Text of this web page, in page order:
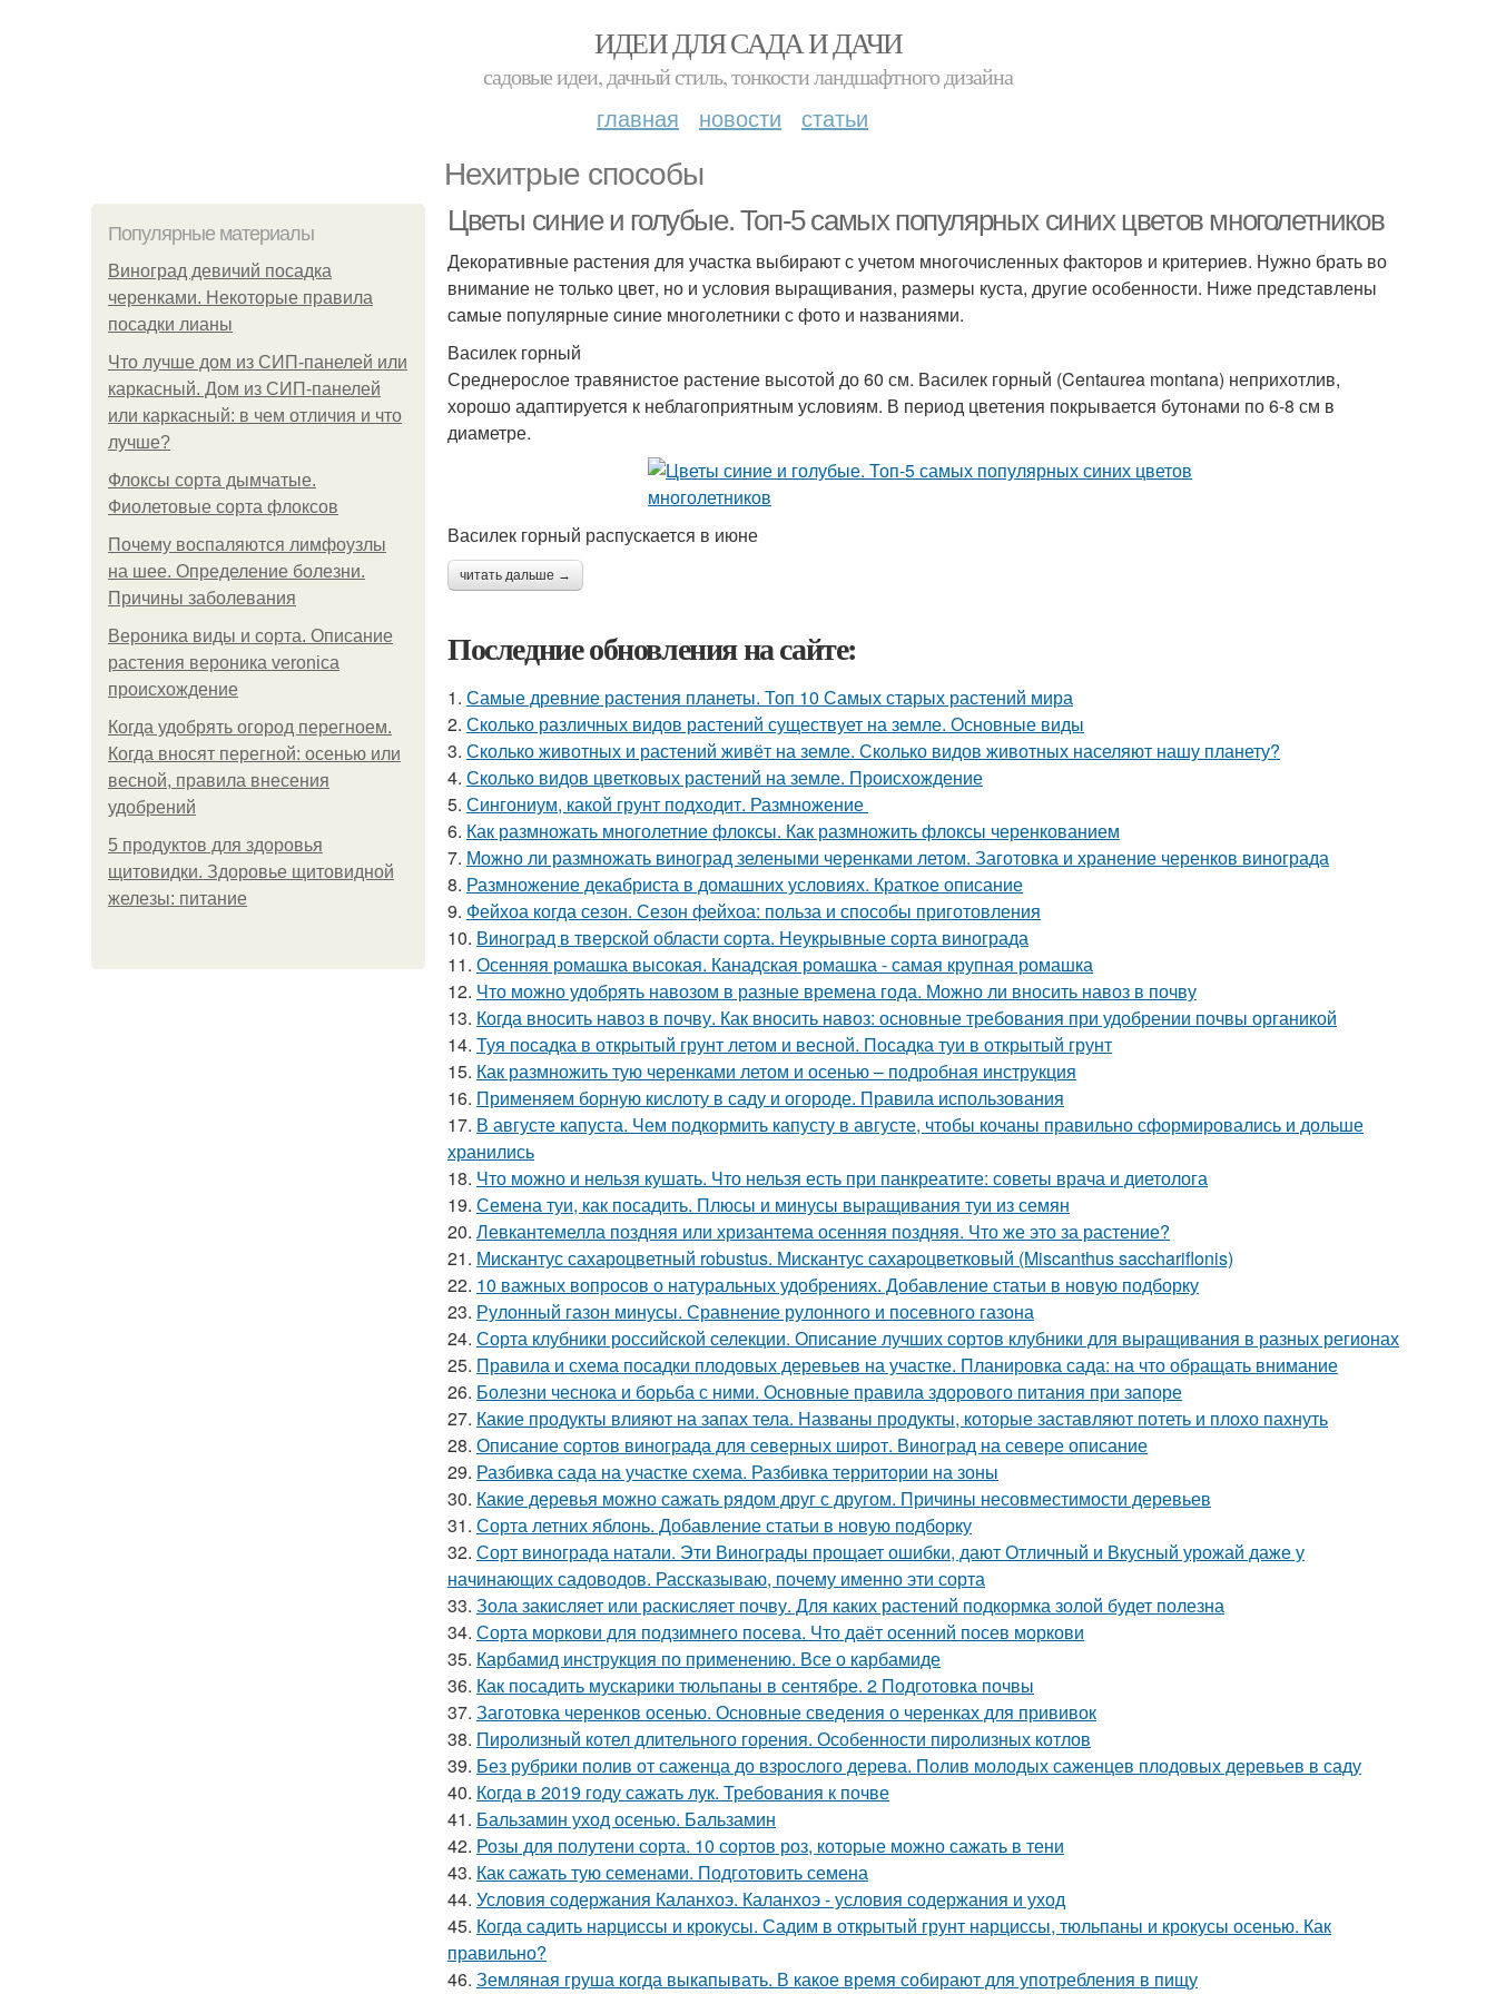
ИДЕИ ДЛЯ САДА И ДАЧИ
садовые идеи, дачный стиль, тонкости ландшафтного дизайна
главная новости статьи
Нехитрые способы
Популярные материалы
Виноград девичий посадка
черенками. Некоторые правила
посадки лианы
Что лучше дом из СИП-панелей или
каркасный. Дом из СИП-панелей
или каркасный: в чем отличия и что
лучше?
Флоксы сорта дымчатые.
Фиолетовые сорта флоксов
Почему воспаляются лимфоузлы
на шее. Определение болезни.
Причины заболевания
Вероника виды и сорта. Описание
растения вероника veronica
происхождение
Когда удобрять огород перегноем.
Когда вносят перегной: осенью или
весной, правила внесения
удобрений
5 продуктов для здоровья
щитовидки. Здоровье щитовидной
железы: питание
Цветы синие и голубые. Топ-5 самых популярных синих цветов многолетников
Декоративные растения для участка выбирают с учетом многочисленных факторов и критериев. Нужно брать во
внимание не только цвет, но и условия выращивания, размеры куста, другие особенности. Ниже представлены
самые популярные синие многолетники с фото и названиями.
Василек горный
Среднерослое травянистое растение высотой до 60 см. Василек горный (Centaurea montana) неприхотлив,
хорошо адаптируется к неблагоприятным условиям. В период цветения покрывается бутонами по 6-8 см в
диаметре.
Василек горный распускается в июне
читать дальше →
Последние обновления на сайте:
1. Самые древние растения планеты. Топ 10 Самых старых растений мира
2. Сколько различных видов растений существует на земле. Основные виды
3. Сколько животных и растений живёт на земле. Сколько видов животных населяют нашу планету?
4. Сколько видов цветковых растений на земле. Происхождение
5. Сингониум, какой грунт подходит. Размножение
6. Как размножать многолетние флоксы. Как размножить флоксы черенкованием
7. Можно ли размножать виноград зелеными черенками летом. Заготовка и хранение черенков винограда
8. Размножение декабриста в домашних условиях. Краткое описание
9. Фейхоа когда сезон. Сезон фейхоа: польза и способы приготовления
10. Виноград в тверской области сорта. Неукрывные сорта винограда
11. Осенняя ромашка высокая. Канадская ромашка - самая крупная ромашка
12. Что можно удобрять навозом в разные времена года. Можно ли вносить навоз в почву
13. Когда вносить навоз в почву. Как вносить навоз: основные требования при удобрении почвы органикой
14. Туя посадка в открытый грунт летом и весной. Посадка туи в открытый грунт
15. Как размножить тую черенками летом и осенью – подробная инструкция
16. Применяем борную кислоту в саду и огороде. Правила использования
17. В августе капуста. Чем подкормить капусту в августе, чтобы кочаны правильно сформировались и дольше
хранились
18. Что можно и нельзя кушать. Что нельзя есть при панкреатите: советы врача и диетолога
19. Семена туи, как посадить. Плюсы и минусы выращивания туи из семян
20. Левкантемелла поздняя или хризантема осенняя поздняя. Что же это за растение?
21. Мискантус сахароцветный robustus. Мискантус сахароцветковый (Miscanthus sacchariflonis)
22. 10 важных вопросов о натуральных удобрениях. Добавление статьи в новую подборку
23. Рулонный газон минусы. Сравнение рулонного и посевного газона
24. Сорта клубники российской селекции. Описание лучших сортов клубники для выращивания в разных регионах
25. Правила и схема посадки плодовых деревьев на участке. Планировка сада: на что обращать внимание
26. Болезни чеснока и борьба с ними. Основные правила здорового питания при запоре
27. Какие продукты влияют на запах тела. Названы продукты, которые заставляют потеть и плохо пахнуть
28. Описание сортов винограда для северных широт. Виноград на севере описание
29. Разбивка сада на участке схема. Разбивка территории на зоны
30. Какие деревья можно сажать рядом друг с другом. Причины несовместимости деревьев
31. Сорта летних яблонь. Добавление статьи в новую подборку
32. Сорт винограда натали. Эти Винограды прощает ошибки, дают Отличный и Вкусный урожай даже у
начинающих садоводов. Рассказываю, почему именно эти сорта
33. Зола закисляет или раскисляет почву. Для каких растений подкормка золой будет полезна
34. Сорта моркови для подзимнего посева. Что даёт осенний посев моркови
35. Карбамид инструкция по применению. Все о карбамиде
36. Как посадить мускарики тюльпаны в сентябре. 2 Подготовка почвы
37. Заготовка черенков осенью. Основные сведения о черенках для прививок
38. Пиролизный котел длительного горения. Особенности пиролизных котлов
39. Без рубрики полив от саженца до взрослого дерева. Полив молодых саженцев плодовых деревьев в саду
40. Когда в 2019 году сажать лук. Требования к почве
41. Бальзамин уход осенью. Бальзамин
42. Розы для полутени сорта. 10 сортов роз, которые можно сажать в тени
43. Как сажать тую семенами. Подготовить семена
44. Условия содержания Каланхоэ. Каланхоэ - условия содержания и уход
45. Когда садить нарциссы и крокусы. Садим в открытый грунт нарциссы, тюльпаны и крокусы осенью. Как
правильно?
46. Земляная груша когда выкапывать. В какое время собирают для употребления в пищу